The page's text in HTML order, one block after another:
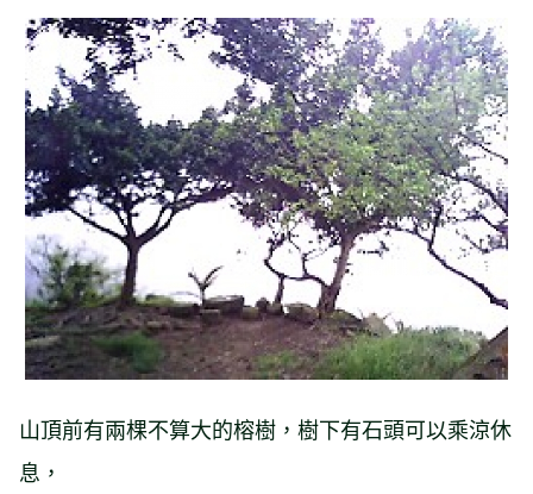
山頂前有兩棵不算大的榕樹，樹下有石頭可以乘涼休
息，